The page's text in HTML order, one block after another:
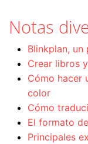
Notas
Blinkplan,
Crear libros
Cómo hacer
color
Cómo
El formato
Principales